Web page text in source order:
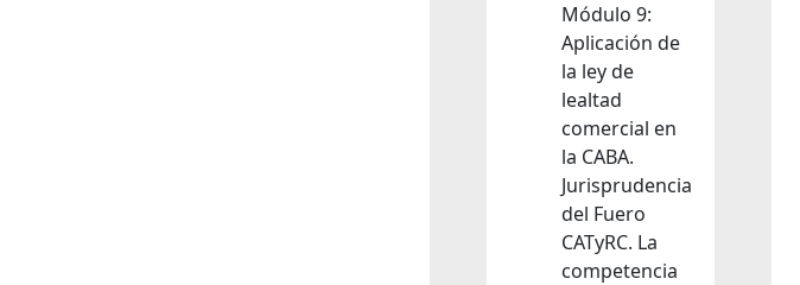
Módulo 9:
Aplicación de
la ley de
lealtad
comercial en
la CABA.
Jurisprudencia
del Fuero
CATyRC. La
competencia